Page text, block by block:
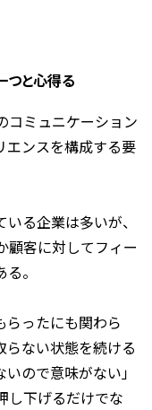
つと心得る
コミュニケーション
エンスを構成する要
る企業は多いが、
顧客に対してフィー
。
らったにも関わら
らない状態を続ける
ので意味がない」
し下げるだけでな